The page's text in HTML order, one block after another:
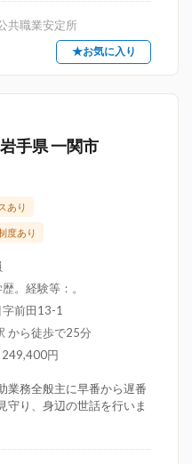
共職業安定所
★お気に入り
手県 一関市
あり
度あり
。経験等：。
前田13-1
から徒歩で25分
円
務全般主に早番から遅番
守り、身辺の世話を行いま